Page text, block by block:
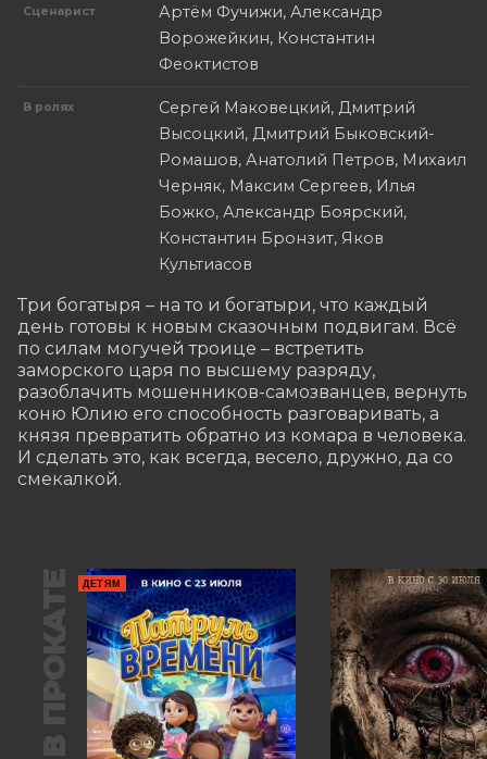
Сценарист
Артём Фучижи, Александр
Ворожейкин, Константин
Феоктистов
В ролях
Сергей Маковецкий, Дмитрий
Высоцкий, Дмитрий Быковский-
Ромашов, Анатолий Петров, Михаил
Черняк, Максим Сергеев, Илья
Божко, Александр Боярский,
Константин Бронзит, Яков
Культиасов
Три богатыря – на то и богатыри, что каждый
день готовы к новым сказочным подвигам. Всё
по силам могучей троице – встретить
заморского царя по высшему разряду,
разоблачить мошенников-самозванцев, вернуть
коню Юлию его способность разговаривать, а
князя превратить обратно из комара в человека.
И сделать это, как всегда, весело, дружно, да со
смекалкой.
В ПРОКАТЕ ДЕТЯМ